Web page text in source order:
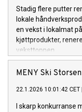
Stadig flere putter
lokale
en vekst i lokalmat
kjøttprodukter,
veksttoppen.
MENY Ski
22.1.2026 10:01:42 CET
I skarp konkurranse